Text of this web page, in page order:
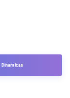
Dinamicas